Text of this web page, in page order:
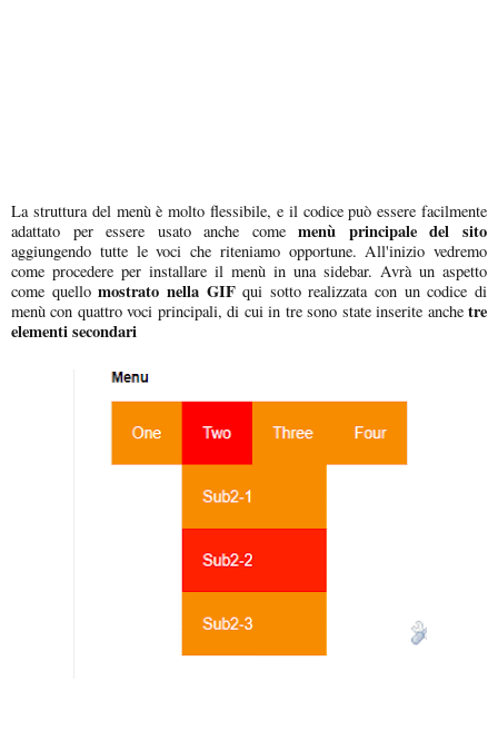
La struttura del menù è molto flessibile, e il codice può essere facilmente
adattato per essere usato anche comemenù principale del sito
aggiungendo tutte le voci che riteniamo opportune. All'inizio vedremo
come procedere per installare il menù in una sidebar. Avrà un aspetto
come quellomostrato nella GIFqui sotto realizzata con un codice di
menù con quattro voci principali, di cui in tre sono state inserite anchetre
elementi secondari